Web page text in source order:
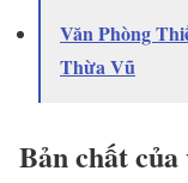
Văn Phòng
Thừa Vũ
Bản chất